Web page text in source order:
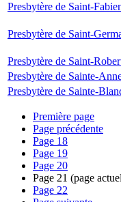
Presbytère de Saint-
Presbytère de Saint-
Presbytère de Saint-
Presbytère de Sainte-
Presbytère de Sainte-
Première page
Page précédente
Page 18
Page 19
Page 20
Page 21 (page
Page 22